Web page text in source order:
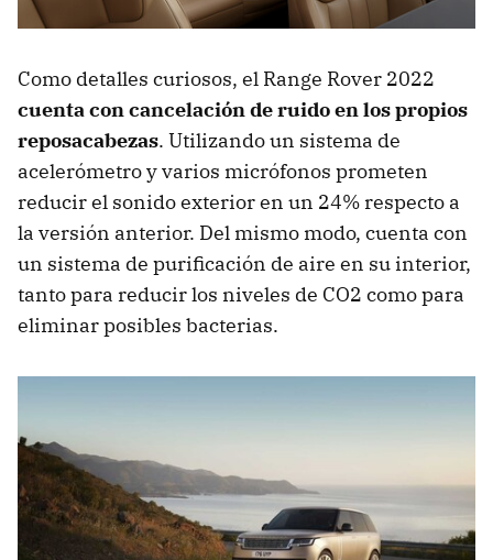
Como detalles curiosos, el Range Rover 2022
cuenta con cancelación de ruido en los propios
reposacabezas. Utilizando un sistema de
acelerómetro y varios micrófonos prometen
reducir el sonido exterior en un 24% respecto a
la versión anterior. Del mismo modo, cuenta con
un sistema de purificación de aire en su interior,
tanto para reducir los niveles de CO2 como para
eliminar posibles bacterias.